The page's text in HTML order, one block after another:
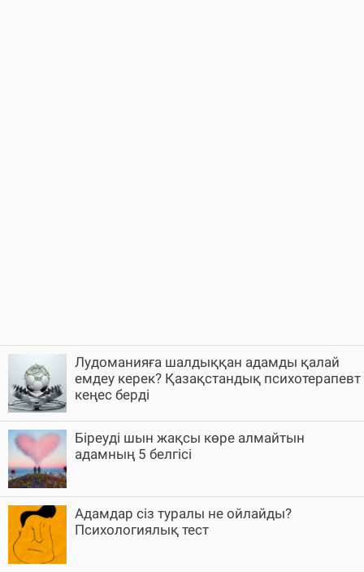
Лудоманияға шалдыққан адамды қалай
емдеу керек? Қазақстандық психотерапевт
кеңес берді
Біреуді шын жақсы көре алмайтын
адамның 5 белгісі
Адамдар сіз туралы не ойлайды?
Психологиялық тест